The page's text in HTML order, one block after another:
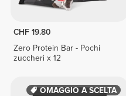
CHF 19.80
Zero Protein Bar - Pochi
zuccheri x 12
OMAGGIO A SCELTA